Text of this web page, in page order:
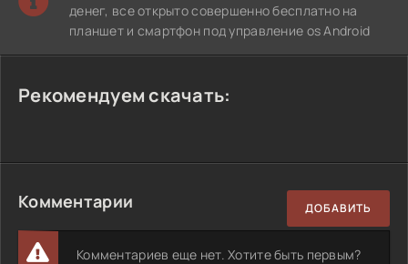
денег, все открыто совершенно бесплатно на
планшет и смартфон под управление os Android
Рекомендуем скачать:
Комментарии ДОБАВИТЬ
Комментариев еще нет. Хотите быть первым?